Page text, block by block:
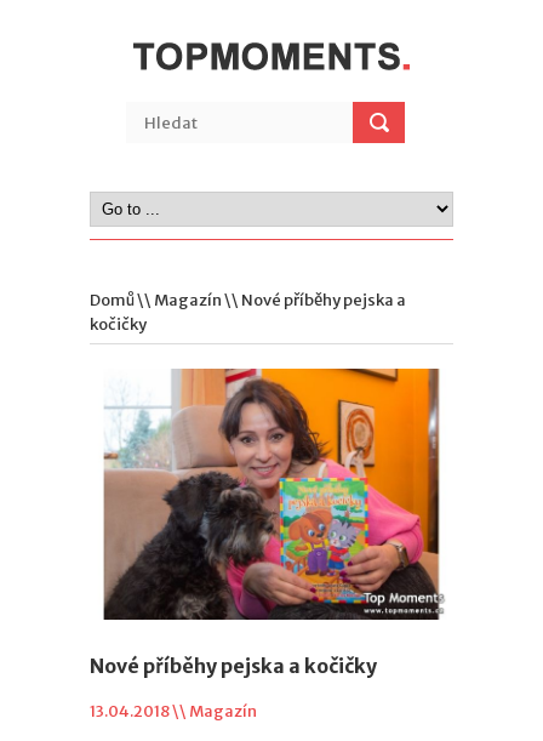
Domů\\ Magazín\\ Nové příběhy pejska a
kočičky
Nové příběhy pejska a kočičky
13.04.2018 \\ Magazín